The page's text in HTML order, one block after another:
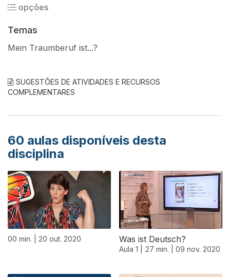
opções
Temas
Mein Traumberuf ist...?
SUGESTÕES DE ATIVIDADES E RECURSOS
COMPLEMENTARES
60 aulas disponíveis desta
disciplina
00 min. | 20 out. 2020 Was ist Deutsch?
Aula 1 | 27 min. | 09 nov. 2020